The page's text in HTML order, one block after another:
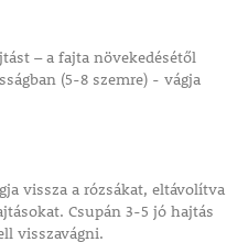
– a fajta növekedésétől
(5-8 szemre) - vágja
vissza a rózsákat, eltávolítva
Csupán 3-5 jó hajtás
visszavágni.